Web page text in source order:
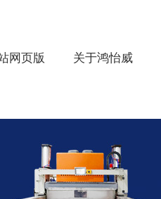
网页版 关于鸿怡威